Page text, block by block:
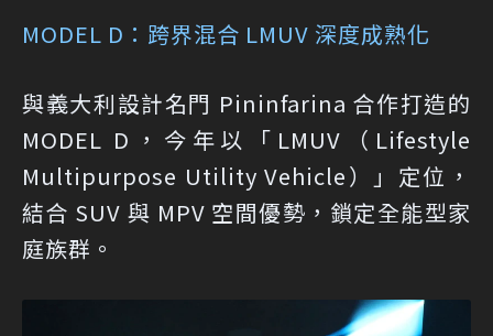
MODEL D：跨界混合 LMUV 深度成熟化
與義大利設計名門 Pininfarina 合作打造的
MODEL D，今年以「LMUV（Lifestyle
Multipurpose Utility Vehicle）」定位，
結合 SUV 與 MPV 空間優勢，鎖定全能型家
庭族群。